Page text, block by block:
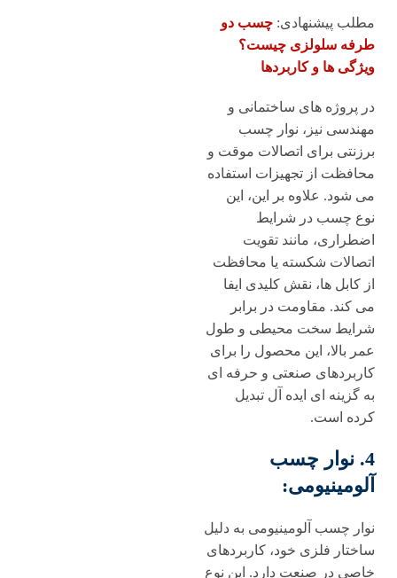
مطلب پیشنهادی: چسب دو
طرفه سلولزی چیست؟
ویژگی ها و کاربردها
در پروژه های ساختمانی و
مهندسی نیز، نوار چسب
برزنتی برای اتصالات موقت و
محافظت از تجهیزات استفاده
می شود. علاوه بر این، این
نوع چسب در شرایط
اضطراری، مانند تقویت
اتصالات شکسته یا محافظت
از کابل ها، نقش کلیدی ایفا
می کند. مقاومت در برابر
شرایط سخت محیطی و طول
عمر بالا، این محصول را برای
کاربردهای صنعتی و حرفه ای
به گزینه ای ایده آل تبدیل
کرده است.
4. نوار چسب
آلومینیومی:
نوار چسب آلومینیومی به دلیل
ساختار فلزی خود، کاربردهای
خاصی در صنعت دارد. این نوع